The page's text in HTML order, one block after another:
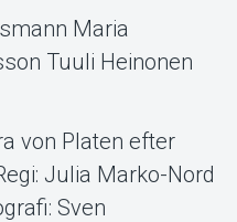
Maria
Tuuli Heinonen
von Platen efter
Julia Marko-Nord
Sven